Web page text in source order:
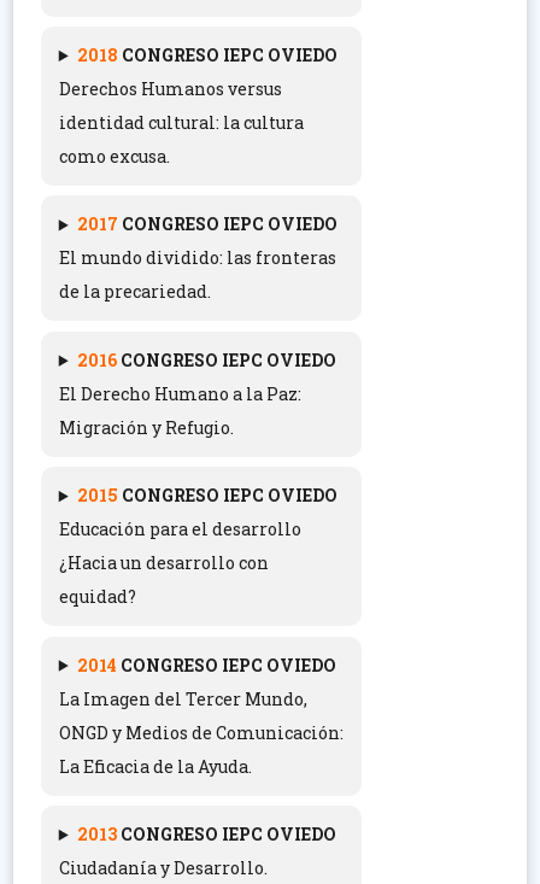
2018 CONGRESO IEPC OVIEDO
Derechos Humanos versus
identidad cultural: la cultura
como excusa.
2017 CONGRESO IEPC OVIEDO
El mundo dividido: las fronteras
de la precariedad.
2016 CONGRESO IEPC OVIEDO
El Derecho Humano a la Paz:
Migración y Refugio.
2015 CONGRESO IEPC OVIEDO
Educación para el desarrollo
¿Hacia un desarrollo con
equidad?
2014 CONGRESO IEPC OVIEDO
La Imagen del Tercer Mundo,
ONGD y Medios de Comunicación:
La Eficacia de la Ayuda.
2013CONGRESO IEPC OVIEDO
Ciudadanía y Desarrollo.